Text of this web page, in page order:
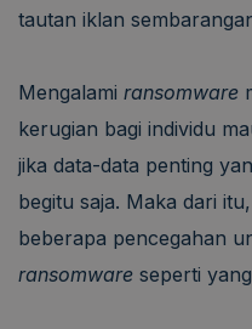
tautan iklan
Mengalami ransomware
kerugian bagi individu
jika data-data penting
begitu saja. Maka dari
beberapa pencegahan
ransomware seperti